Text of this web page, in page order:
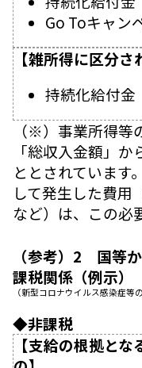
Go Toキャン
【雑所得に区分さ
持続化給付金
（※）事業所得等
「総収入金額」
ととされています
して発生した費用
など）は、この必
（参考）2 国等
課税関係（例示）
（新型コロナウイルス感染症等
◆非課税
【支給の根拠と